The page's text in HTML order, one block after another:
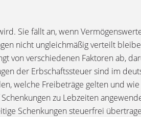
Sie fällt an, wenn
nicht ungleichmäßig verteilt
von verschiedenen Faktoren ab,
der Erbschaftssteuer sind im
welche Freibeträge gelten und
zu Lebzeiten
Schenkungen steuerfrei